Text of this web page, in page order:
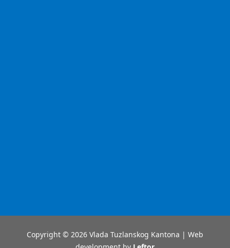
Copyright © 2026 Vlada Tuzlanskog Kantona | Web